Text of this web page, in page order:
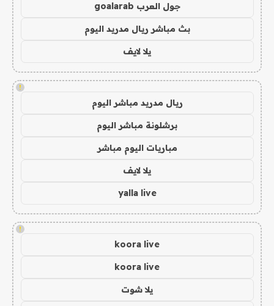
جول العرب goalarab
بث مباشر ريال مدريد اليوم
يلا لايف
!
ريال مدريد مباشر اليوم
برشلونة مباشر اليوم
مباريات اليوم مباشر
يلا لايف
yalla live
!
koora live
koora live
يلا شوت